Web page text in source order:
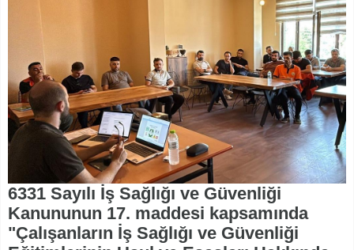
6331 Sayılı İş Sağlığı ve Güvenliği
Kanununun 17. maddesi kapsamında
"Çalışanların İş Sağlığı ve Güvenliği